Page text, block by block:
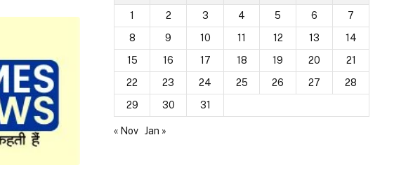
1
2 3 4 5 6
7
8
9 10 11 12 13
14
15
16 17 18 19 20
21
22
23 24 25 26 27
28
29
30 31
« Nov Jan »